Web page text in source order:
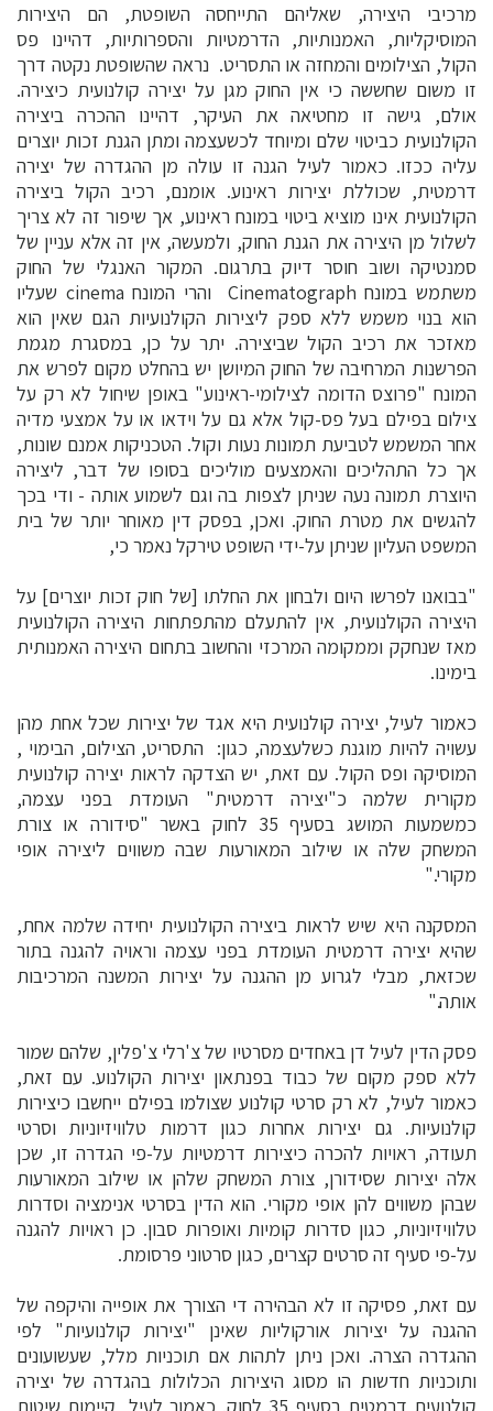
מרכיבי היצירה, שאליהם התייחסה השופטת, הם היצירות
המוסיקליות, האמנותיות, הדרמטיות והספרותיות, דהיינו פס
הקול, הצילומים והמחזה או התסריט. נראה שהשופטת נקטה דרך
זו משום שחששה כי אין החוק מגן על יצירה קולנועית כיצירה.
אולם, גישה זו מחטיאה את העיקר, דהיינו ההכרה ביצירה
הקולנועית כביטוי שלם ומיוחד לכשעצמה ומתן הגנת זכות יוצרים
עליה ככזו. כאמור לעיל הגנה זו עולה מן ההגדרה של יצירה
דרמטית, שכוללת יצירות ראינוע. אומנם, רכיב הקול ביצירה
הקולנועית אינו מוציא ביטוי במונח ראינוע, אך שיפור זה לא צריך
לשלול מן היצירה את הגנת החוק, ולמעשה, אין זה אלא עניין של
סמנטיקה ושוב חוסר דיוק בתרגום. המקור האנגלי של החוק
משתמש במונח Cinematograph והרי המונח cinema שעליו
הוא בנוי משמש ללא ספק ליצירות הקולנועיות הגם שאין הוא
מאזכר את רכיב הקול שביצירה. יתר על כן, במסגרת מגמת
הפרשנות המרחיבה של החוק המיושן יש בהחלט מקום לפרש את
המונח "פרוצס הדומה לצילומי-ראינוע" באופן שיחול לא רק על
צילום בפילם בעל פס-קול אלא גם על וידאו או על אמצעי מדיה
אחר המשמש לטביעת תמונות נעות וקול. הטכניקות אמנם שונות,
אך כל התהליכים והאמצעים מוליכים בסופו של דבר, ליצירה
היוצרת תמונה נעה שניתן לצפות בה וגם לשמוע אותה - ודי בכך
להגשים את מטרת החוק. ואכן, בפסק דין מאוחר יותר של בית
המשפט העליון שניתן על-ידי השופט טירקל נאמר כי,
"בבואנו לפרשו היום ולבחון את החלתו [של חוק זכות יוצרים] על
היצירה הקולנועית, אין להתעלם מהתפתחות היצירה הקולנועית
מאז שנחקק וממקומה המרכזי והחשוב בתחום היצירה האמנותית
בימינו.
כאמור לעיל, יצירה קולנועית היא אגד של יצירות שכל אחת מהן
עשויה להיות מוגנת כשלעצמה, כגון: התסריט, הצילום, הבימוי ,
המוסיקה ופס הקול. עם זאת, יש הצדקה לראות יצירה קולנועית
מקורית שלמה כ"יצירה דרמטית" העומדת בפני עצמה,
כמשמעות המושג בסעיף 35 לחוק באשר "סידורה או צורת
המשחק שלה או שילוב המאורעות שבה משווים ליצירה אופי
מקורי."
המסקנה היא שיש לראות ביצירה הקולנועית יחידה שלמה אחת,
שהיא יצירה דרמטית העומדת בפני עצמה וראויה להגנה בתור
שכזאת, מבלי לגרוע מן ההגנה על יצירות המשנה המרכיבות
אותה."
פסק הדין לעיל דן באחדים מסרטיו של צ'רלי צ'פלין, שלהם שמור
ללא ספק מקום של כבוד בפנתאון יצירות הקולנוע. עם זאת,
כאמור לעיל, לא רק סרטי קולנוע שצולמו בפילם ייחשבו כיצירות
קולנועיות. גם יצירות אחרות כגון דרמות טלוויזיוניות וסרטי
תעודה, ראויות להכרה כיצירות דרמטיות על-פי הגדרה זו, שכן
אלה יצירות שסידורן, צורת המשחק שלהן או שילוב המאורעות
שבהן משווים להן אופי מקורי. הוא הדין בסרטי אנימציה וסדרות
טלוויזיוניות, כגון סדרות קומיות ואופרות סבון. כן ראויות להגנה
על-פי סעיף זה סרטים קצרים, כגון סרטוני פרסומת.
עם זאת, פסיקה זו לא הבהירה די הצורך את אופייה והיקפה של
ההגנה על יצירות אורקוליות שאינן "יצירות קולנועיות" לפי
ההגדרה הצרה. ואכן ניתן לתהות אם תוכניות מלל, שעשועונים
ותוכניות חדשות הו מסוג היצירות הכלולות בהגדרה של יצירה